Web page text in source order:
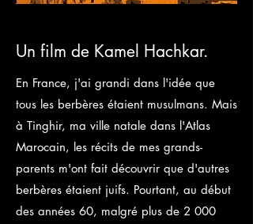
Un film de Kamel Hachkar.
En France, j'ai grandi dans l'idée que
tous les berbères étaient musulmans. Mais
à Tinghir, ma ville natale dans l'Atlas
Marocain, les récits de mes grands-
parents m'ont fait découvrir que d'autres
berbères étaient juifs. Pourtant, au début
des années 60, malgré plus de 2 000